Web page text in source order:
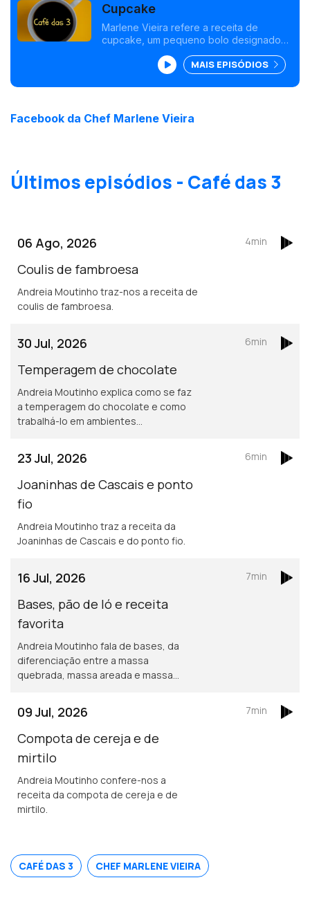
Cupcake
Marlene Vieira refere a receita de
cupcake, um pequeno bolo designado
pode ter várias coberturas.MAIS EPISÓDIOS
Facebook da Chef Marlene Vieira
Últimos episódios - Café das 3
06 Ago, 2026
Coulis de fambroesa
Andreia Moutinho traz-nos a receita de
coulis de fambroesa.
4min
30 Jul, 2026
Temperagem de chocolate
Andreia Moutinho explica como se faz
a temperagem do chocolate e como
trabalhá-lo em ambientes
6min
23 Jul, 2026
Joaninhas de Cascais e ponto
fio
Andreia Moutinho traz a receita da
Joaninhas de Cascais e do ponto fio.
6min
16 Jul, 2026
Bases, pão de ló e receita
favorita
Andreia Moutinho fala de bases, da
diferenciação entre a massa
quebrada, massa areada e massa
fofa e receita favorita.
7min
09 Jul, 2026
Compota de cereja e de
mirtilo
Andreia Moutinho confere-nos a
receita da compota de cereja e de
mirtilo.
7min
CAFÉ DAS 3 CHEF MARLENE VIEIRA